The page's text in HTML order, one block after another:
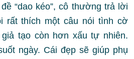
“dao kéo”, cô thường trả lời
rất thích một câu nói tình cờ
tạo còn hơn xấu tự nhiên.
ngày. Cái đẹp sẽ giúp phụ